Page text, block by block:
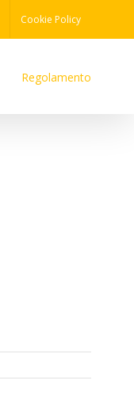
Cookie Policy
Regolamento